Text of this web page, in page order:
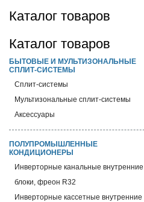
Каталог товаров
Каталог товаров
БЫТОВЫЕ И МУЛЬТИЗОНАЛЬНЫЕ
СПЛИТ-СИСТЕМЫ
Cплит-системы
Мультизональные сплит-системы
Аксессуары
ПОЛУПРОМЫШЛЕННЫЕ
КОНДИЦИОНЕРЫ
Инверторные канальные внутренние
блоки, фреон R32
Инверторные кассетные внутренние